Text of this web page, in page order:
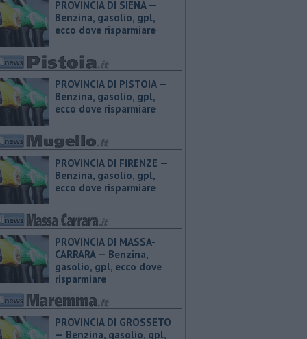
PROVINCIA DI SIENA — ​
Benzina, gasolio, gpl,
ecco dove risparmiare
PROVINCIA DI PISTOIA — ​
Benzina, gasolio, gpl,
ecco dove risparmiare
PROVINCIA DI FIRENZE — ​
Benzina, gasolio, gpl,
ecco dove risparmiare
PROVINCIA DI MASSA-
CARRARA — ​Benzina,
gasolio, gpl, ecco dove
risparmiare
PROVINCIA DI GROSSETO
— ​Benzina, gasolio, gpl,